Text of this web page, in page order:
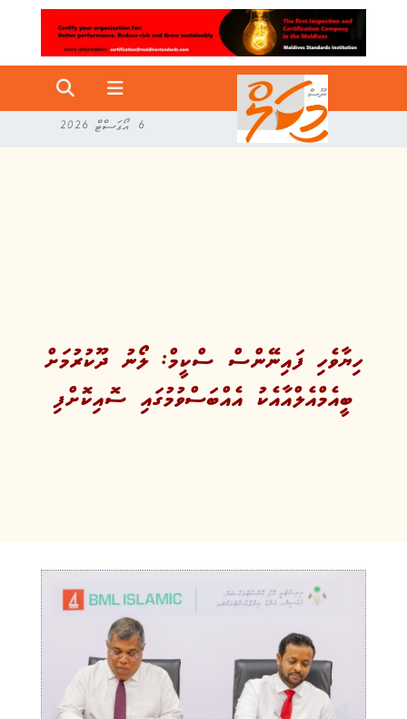
6 އޯގަސްޓް 2026
ހިޔާވެހި ފައިނޭންސް ސްކީމް: ލޯނު ދޫކުރުމަށް
ބީއެމްއެލްއާއެކު އެއްބަސްވުމުގައި ސޮއިކޮށްފި